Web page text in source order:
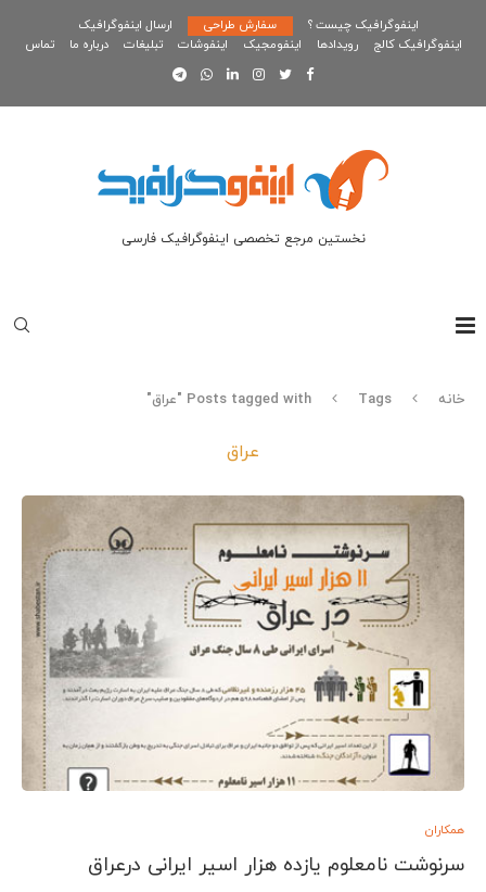
اینفوگرافیک چیست ؟ سفارش طراحی
ارسال اینفوگرافیک
اینفوگرافیک کالج
رویدادها اینفومجیک اینفوشات تبلیغات درباره ما تماس
نخستین مرجع تخصصی اینفوگرافیک فارسی
خانه Tags Posts tagged with "عراق"
عراق
همکاران
سرنوشت نامعلوم یازده هزار اسیر ایرانی درعراق